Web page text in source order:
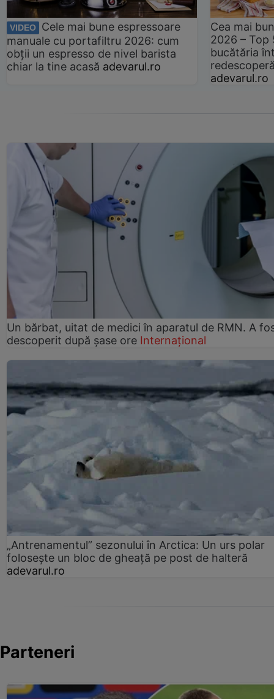
VIDEO
Cele mai bune espressoare
manuale cu portafiltru 2026: cum
obții un espresso de nivel barista
chiar la tine acasă adevarul.ro
Cea mai
2026 –
bucătăria
adevarul.ro
Un bărbat, uitat de medici în aparatul de RMN. A
descoperit după șase ore Internațional
„Antrenamentul” sezonului în Arctica: Un urs polar
folosește un bloc de gheață pe post de halteră
adevarul.ro
Parteneri